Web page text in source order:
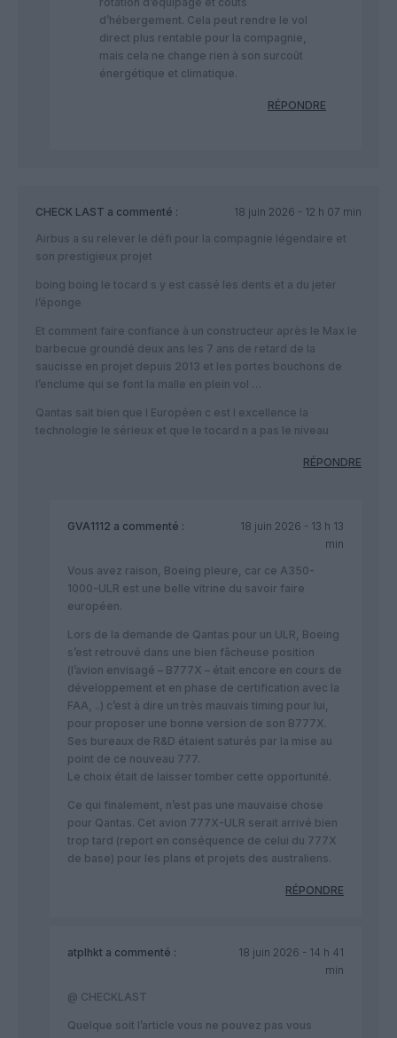
d’hébergement. Cela peut rendre le vol
direct plus rentable pour la compagnie,
mais cela ne change rien à son surcoût
énergétique et climatique.
RÉPONDRE
CHECK LAST a commenté :
18 juin 2026 - 12 h 07 min
Airbus a su relever le défi pour la compagnie légendaire et
son prestigieux projet
boing boing le tocard s y est cassé les dents et a du jeter
l’éponge
Et comment faire confiance à un constructeur après le Max le
barbecue groundé deux ans les 7 ans de retard de la
saucisse en projet depuis 2013 et les portes bouchons de
l’enclume qui se font la malle en plein vol …
Qantas sait bien que l Européen c est l excellence la
technologie le sérieux et que le tocard n a pas le niveau
RÉPONDRE
GVA1112 a commenté :
18 juin 2026 - 13 h 13
min
Vous avez raison, Boeing pleure, car ce A350-
1000-ULR est une belle vitrine du savoir faire
européen.
Lors de la demande de Qantas pour un ULR, Boeing
s’est retrouvé dans une bien fâcheuse position
(l’avion envisagé – B777X – était encore en cours de
développement et en phase de certification avec la
FAA, ..) c’est à dire un très mauvais timing pour lui,
pour proposer une bonne version de son B777X.
Ses bureaux de R&D étaient saturés par la mise au
point de ce nouveau 777.
Le choix était de laisser tomber cette opportunité.
Ce qui finalement, n’est pas une mauvaise chose
pour Qantas. Cet avion 777X-ULR serait arrivé bien
trop tard (report en conséquence de celui du 777X
de base) pour les plans et projets des australiens.
RÉPONDRE
atplhkt a commenté :
18 juin 2026 - 14 h 41
min
@ CHECKLAST
Quelque soit l’article vous ne pouvez pas vous